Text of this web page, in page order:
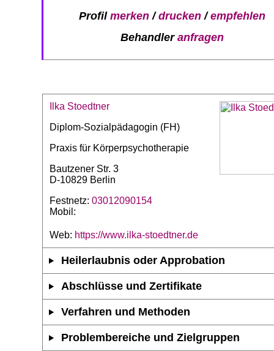
Profil merken/drucken/empfehlen
Behandler anfragen
Ilka Stoedtner
Diplom-Sozialpädagogin (FH)
Praxis für Körperpsychotherapie
Bautzener Str. 3
D-10829 Berlin
Festnetz: 03012090154
Mobil:
Web: https://www.ilka-stoedtner.de
Heilerlaubnis oder Approbation
Abschlüsse und Zertifikate
Verfahren und Methoden
Problembereiche und Zielgruppen